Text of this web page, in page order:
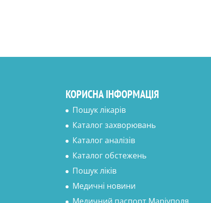
КОРИСНА ІНФОРМАЦІЯ
Пошук лікарів
Каталог захворювань
Каталог аналізів
Каталог обстежень
Пошук ліків
Медичні новини
Медичний паспорт Маріуполя